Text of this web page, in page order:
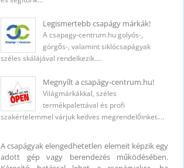
Legismertebb csapágy márkák!
A csapagy-centrum.hu golyós-,
görgős-, valamint siklócsapágyak
széles skálájával rendelkezik.…
Megnyílt a csapágy-centrum.hu!
Világmárkákkal, széles
termékpalettával és profi
szakértelemmel várjuk kedves megrendelőinket.…
A csapágyak elengedhetetlen elemeit képzik egy
adott gép vagy berendezés működésében.